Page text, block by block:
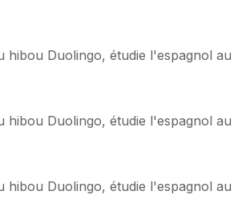
hibou Duolingo, étudie l'espagnol
hibou Duolingo, étudie l'espagnol
hibou Duolingo, étudie l'espagnol